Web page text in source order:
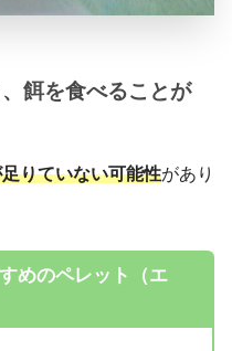
餌を食べることが
りていない可能性があり
めのペレット（エ